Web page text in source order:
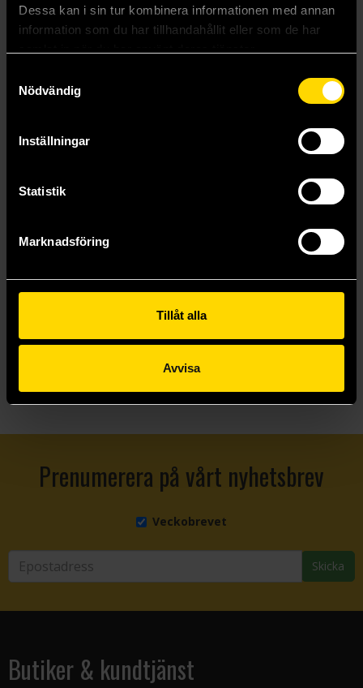
Dessa kan i sin tur kombinera informationen med annan
information som du har tillhandahållit eller som de har
Nödvändig
Inställningar
Statistik
Marknadsföring
Tillåt alla
Avvisa
Längre leveranstid
Beställ
Star Wars: Inquisitors
Beställ
Prenumerera på vårt nyhetsbrev
Veckobrevet
Skicka
Butiker & kundtjänst